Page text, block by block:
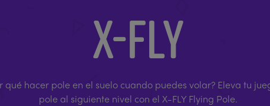
X-FLY
qué hacer pole en el suelo cuando puedes volar? Eleva tu
pole al siguiente nivel con el X-FLY Flying Pole.